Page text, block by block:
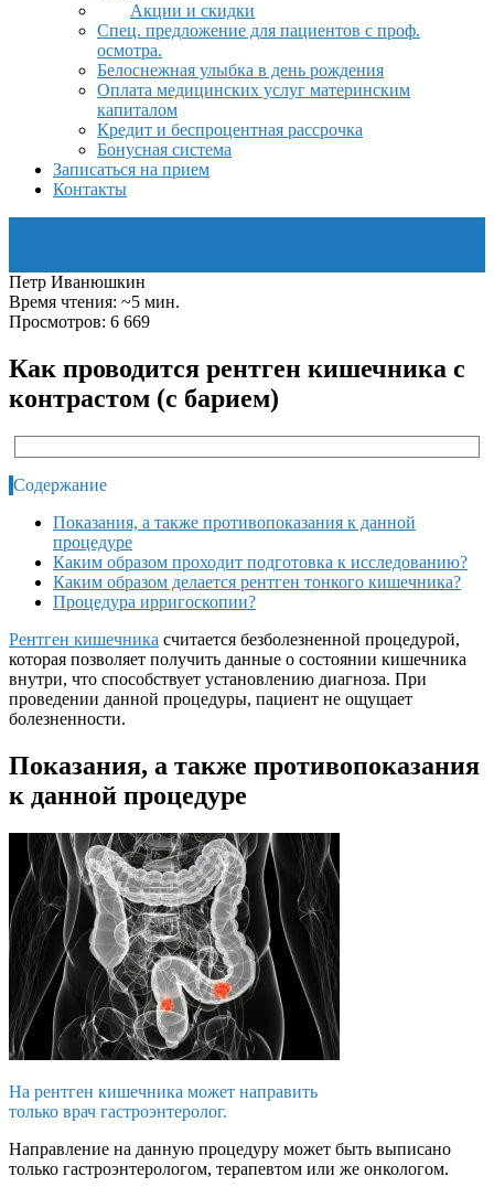
Акции и скидки
Спец. предложение для пациентов с проф.
осмотра.
Белоснежная улыбка в день рождения
Оплата медицинских услуг материнским
капиталом
Кредит и беспроцентная рассрочка
Бонусная система
Записаться на прием
Контакты
Петр Иванюшкин
Время чтения: ~5 мин.
Просмотров: 6 669
Как проводится рентген кишечника с
контрастом (с барием)
Содержание
Показания, а также противопоказания к данной
процедуре
Каким образом проходит подготовка к исследованию?
Каким образом делается рентген тонкого кишечника?
Процедура ирригоскопии?
Рентген кишечника считается безболезненной процедурой,
которая позволяет получить данные о состоянии кишечника
внутри, что способствует установлению диагноза. При
проведении данной процедуры, пациент не ощущает
болезненности.
Показания, а также противопоказания
к данной процедуре
На рентген кишечника может направить
только врач гастроэнтеролог.
Направление на данную процедуру может быть выписано
только гастроэнтерологом, терапевтом или же онкологом.